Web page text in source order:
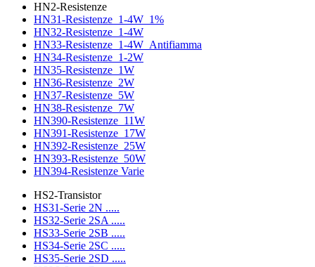
HN2-Resistenze
HN31-Resistenze_1-4W_1%
HN32-Resistenze_1-4W
HN33-Resistenze_1-4W_Antifiamma
HN34-Resistenze_1-2W
HN35-Resistenze_1W
HN36-Resistenze_2W
HN37-Resistenze_5W
HN38-Resistenze_7W
HN390-Resistenze_11W
HN391-Resistenze_17W
HN392-Resistenze_25W
HN393-Resistenze_50W
HN394-Resistenze Varie
HS2-Transistor
HS31-Serie 2N .....
HS32-Serie 2SA .....
HS33-Serie 2SB .....
HS34-Serie 2SC .....
HS35-Serie 2SD .....